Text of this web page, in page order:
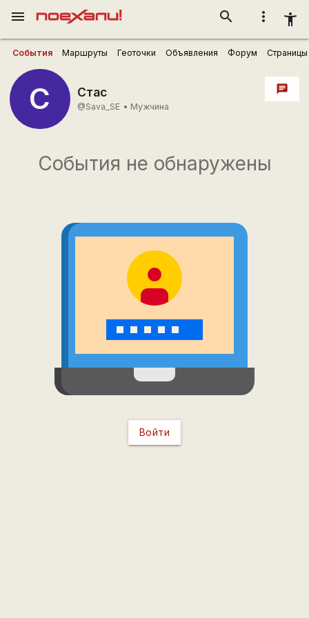
more_vert accessibility_new
search
menu
События Маршруты Геоточки Объявления Форум Страницы
С Стас
@Sava_SE • Мужчина
chat
События не обнаружены
Войти